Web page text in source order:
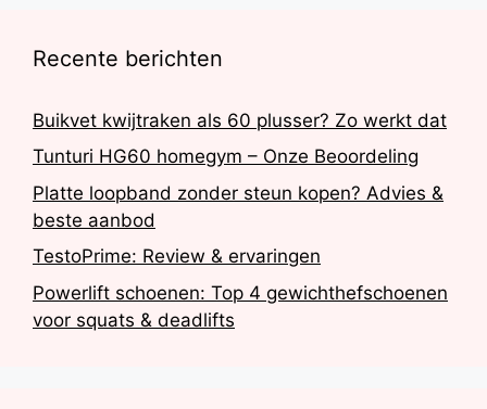
Recente berichten
Buikvet kwijtraken als 60 plusser? Zo werkt dat
Tunturi HG60 homegym – Onze Beoordeling
Platte loopband zonder steun kopen? Advies &
beste aanbod
TestoPrime: Review & ervaringen
Powerlift schoenen: Top 4 gewichthefschoenen
voor squats & deadlifts